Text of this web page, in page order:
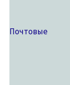
Почтовые